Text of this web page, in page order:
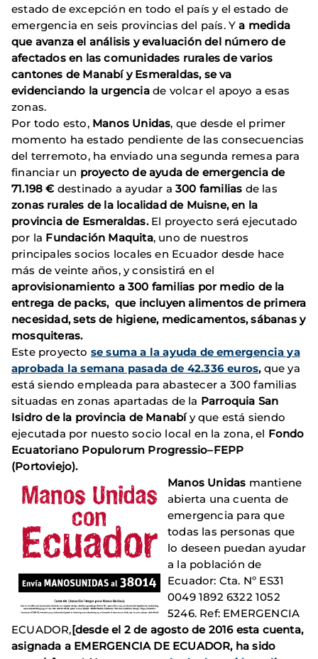
estado de excepción en todo el país y el estado de
emergencia en seis provincias del país. Ya medida
que avanza el análisis y evaluación del número de
afectados en las comunidades rurales de varios
cantones de Manabí y Esmeraldas, se va
evidenciando la urgenciade volcar el apoyo a esas
zonas.
Por todo esto, Manos Unidas, que desde el primer
momento ha estado pendiente de las consecuencias
del terremoto, ha enviado una segunda remesa para
financiar un proyecto de ayuda de emergencia de
71.198 € destinado a ayudar a300 familias de las
zonas rurales de la localidad de Muisne, en la
provincia de Esmeraldas. El proyecto será ejecutado
por la Fundación Maquita, uno de nuestros
principales socios locales en Ecuador desde hace
más de veinte años, y consistirá en el
aprovisionamiento a 300 familias por medio de la
entrega de packs, que incluyen alimentos de primera
necesidad, sets de higiene, medicamentos, sábanas y
mosquiteras.
Este proyecto se suma a la ayuda de emergencia ya
aprobada la semana pasada de 42.336 euros, que ya
está siendo empleada para abastecer a 300 familias
situadas en zonas apartadas de la Parroquia San
Isidro de la provincia de Manabíy que está siendo
ejecutada por nuesto socio local en la zona, el Fondo
Ecuatoriano Populorum Progressio–FEPP
(Portoviejo).
Manos Unidas mantiene
abierta una cuenta de
emergencia para que
todas las personas que
lo deseen puedan ayudar
a la población de
Ecuador: Cta. Nº ES31
0049 1892 6322 1052
5246. Ref: EMERGENCIA
ECUADOR,[desde el 2 de agosto de 2016 esta cuenta,
asignada a EMERGENCIA DE ECUADOR, ha sido